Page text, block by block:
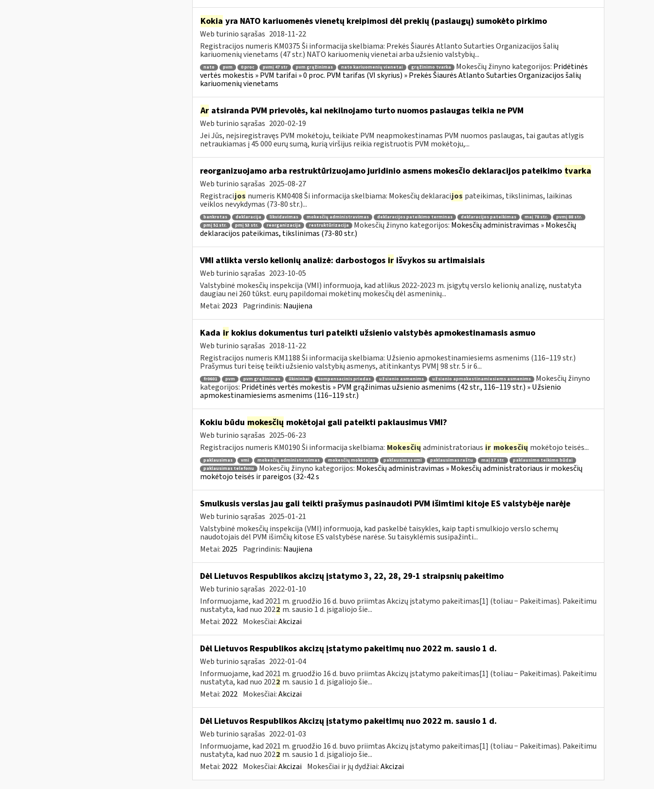
Kokia yra NATO kariuomenės vienetų kreipimosi dėl prekių (paslaugų) sumokėto pirkimo
Web turinio sąrašas 2018-11-22
Registracijos numeris KM0375 Ši informacija skelbiama: Prekės Šiaurės Atlanto Sutarties Organizacijos šalių
kariuomenių vienetams (47 str.) NATO kariuomenių vienetai arba užsienio valstybių...
nato pvm 0 proc pvmį 47 str pvm grąžinimas nato kariuomenių vienetai grąžinimo tvarka Mokesčių žinyno kategorijos: Pridėtinės
vertės mokestis » PVM tarifai » 0 proc. PVM tarifas (VI skyrius) » Prekės Šiaurės Atlanto Sutarties Organizacijos šalių
kariuomenių vienetams
Aratsiranda PVM prievolės, kai nekilnojamo turto nuomos paslaugas teikia ne PVM
Web turinio sąrašas 2020-02-19
Jei Jūs, neįsiregistravęs PVM mokėtoju, teikiate PVM neapmokestinamas PVM nuomos paslaugas, tai gautas atlygis
netraukiamas į 45 000 eurų sumą, kurią viršijus reikia registruotis PVM mokėtoju,...
reorganizuojamo arba restruktūrizuojamo juridinio asmens mokesčio deklaracijos pateikimo tvarka
Web turinio sąrašas 2025-08-27
Registracijos numeris KM0408 Ši informacija skelbiama: Mokesčių deklaracijos pateikimas, tikslinimas, laikinas
veiklos nevykdymas (73-80 str.)...
bankrotas deklaracija likvidavimas mokesčių administravimas deklaracijos pateikimo terminas deklaracijos pateikimas maį 78 str.
pvmį 88 str.
pmį 51 str.
pmį 53 str. reorganizacija restruktūrizacija Mokesčių žinyno kategorijos: Mokesčių administravimas » Mokesčių
deklaracijos pateikimas, tikslinimas (73-80 str.)
VMI atlikta verslo kelionių analizė: darbostogos irišvykos su artimaisiais
Web turinio sąrašas 2023-10-05
Valstybinė mokesčių inspekcija (VMI) informuoja, kad atlikus 2022-2023 m. įsigytų verslo kelionių analizę, nustatyta
daugiau nei 260 tūkst. eurų papildomai mokėtinų mokesčių dėl asmeninių...
Metai: 2023 Pagrindinis: Naujiena
Kada irkokius dokumentus turi pateikti užsienio valstybės apmokestinamasis asmuo
Web turinio sąrašas 2018-11-22
Registracijos numeris KM1188 Ši informacija skelbiama: Užsienio apmokestinamiesiems asmenims (116–119 str.)
Prašymus turi teisę teikti užsienio valstybių asmenys, atitinkantys PVMĮ 98 str. 5 ir 6...
fr0601 pvm pvm grąžinimas ūkininkai kompensacinis priedas užsienio asmenims užsienio apmokestinamiesiems asmenims
Mokesčių žinyno
kategorijos: Pridėtinės vertės mokestis » PVM grąžinimas užsienio asmenims (42 str., 116–119 str.) » Užsienio
apmokestinamiesiems asmenims (116–119 str.)
Kokiu būdu mokesčių mokėtojai gali pateikti paklausimus VMI?
Web turinio sąrašas 2025-06-23
Registracijos numeris KM0190 Ši informacija skelbiama: Mokesčių administratoriaus ir mokesčių mokėtojo teisės...
paklausimas vmi mokesčių administravimas mokesčių mokėtojas paklausimas vmi paklausimas raštu maį 37 str.
paklausimo teikimo būdai
paklausimas telefonu
Mokesčių žinyno kategorijos: Mokesčių administravimas » Mokesčių administratoriaus ir mokesčių
mokėtojo teisės ir pareigos (32-42 s
Smulkusis verslas jau gali teikti prašymus pasinaudoti PVM išimtimi kitoje ES valstybėje narėje
Web turinio sąrašas 2025-01-21
Valstybinė mokesčių inspekcija (VMI) informuoja, kad paskelbė taisykles, kaip tapti smulkiojo verslo schemų
naudotojais dėl PVM išimčių kitose ES valstybėse narėse. Su taisyklėmis susipažinti...
Metai: 2025 Pagrindinis: Naujiena
Dėl Lietuvos Respublikos akcizų įstatymo 3, 22, 28, 29-1 straipsnių pakeitimo
Web turinio sąrašas 2022-01-10
Informuojame, kad 2021 m. gruodžio 16 d. buvo priimtas Akcizų įstatymo pakeitimas[1] (toliau − Pakeitimas). Pakeitimu
nustatyta, kad nuo 2022 m. sausio 1 d. įsigaliojo šie...
Metai: 2022 Mokesčiai:Akcizai
Dėl Lietuvos Respublikos akcizų įstatymo pakeitimų nuo 2022 m. sausio 1 d.
Web turinio sąrašas 2022-01-04
Informuojame, kad 2021 m. gruodžio 16 d. buvo priimtas Akcizų įstatymo pakeitimas[1] (toliau − Pakeitimas). Pakeitimu
nustatyta, kad nuo 2022 m. sausio 1 d. įsigaliojo šie...
Metai: 2022 Mokesčiai:Akcizai
Dėl Lietuvos Respublikos Akcizų įstatymo pakeitimų nuo 2022 m. sausio 1 d.
Web turinio sąrašas 2022-01-03
Informuojame, kad 2021 m. gruodžio 16 d. buvo priimtas Akcizų įstatymo pakeitimas[1] (toliau − Pakeitimas). Pakeitimu
nustatyta, kad nuo 2022 m. sausio 1 d. įsigaliojo šie...
Metai: 2022 Mokesčiai:Akcizai Mokesčiai ir jų dydžiai:Akcizai